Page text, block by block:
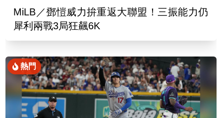
MiLB／鄧愷威力拚重返大聯盟！三振能力仍
犀利兩戰3局狂飆6K
熱門